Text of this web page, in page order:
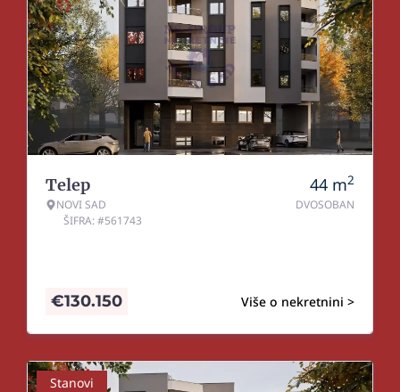
Telep
NOVI SAD
ŠIFRA: #561743
44 m2
DVOSOBAN
Više o nekretnini >
€130.150
Stanovi